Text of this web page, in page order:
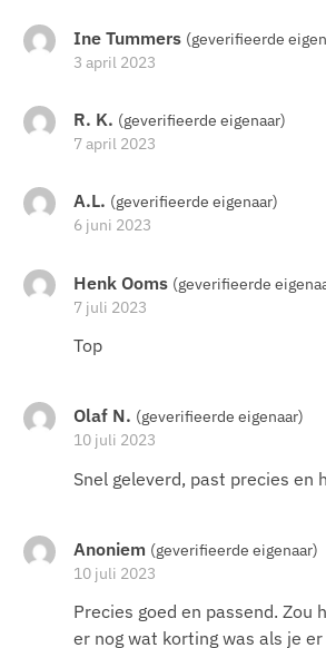
Ine Tummers (geverifieerde
3 april 2023
R. K. (geverifieerde eigenaar)
7 april 2023
A.L. (geverifieerde eigenaar)
6 juni 2023
Henk Ooms (geverifieerde
7 juli 2023
Top
Olaf N. (geverifieerde eigenaar)
10 juli 2023
Snel geleverd, past precies en
Anoniem (geverifieerde eigenaar)
10 juli 2023
Precies goed en passend. Zou
er nog wat korting was als je